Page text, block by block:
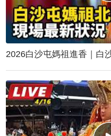
2026白沙屯媽祖進香｜白